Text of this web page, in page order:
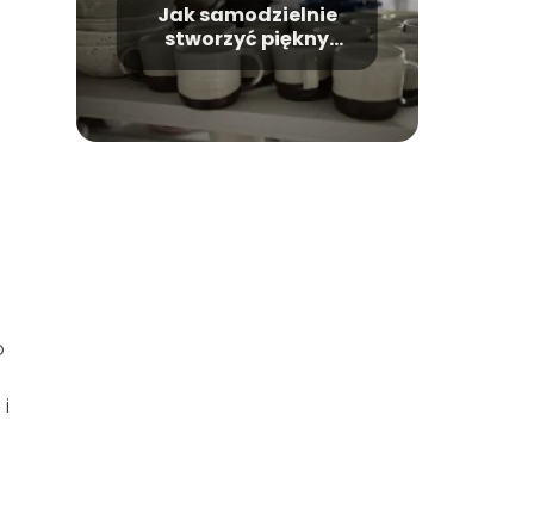
i
Jak samodzielnie
stworzyć piękny
gliniany kubek?